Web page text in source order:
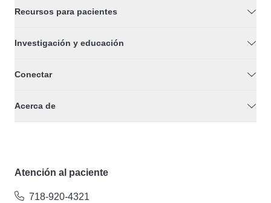
Recursos para pacientes
Investigación y educación
Conectar
Acerca de
Atención al paciente
718-920-4321